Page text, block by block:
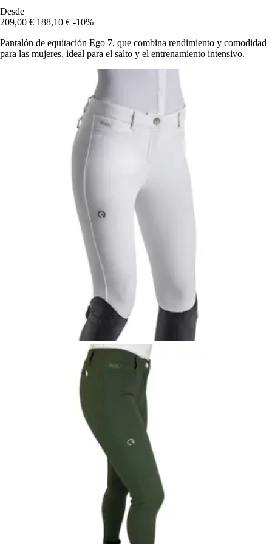
Desde
209,00 € 188,10 € -10%
Pantalón de equitación Ego 7, que combina rendimiento y comodidad
para las mujeres, ideal para el salto y el entrenamiento intensivo.